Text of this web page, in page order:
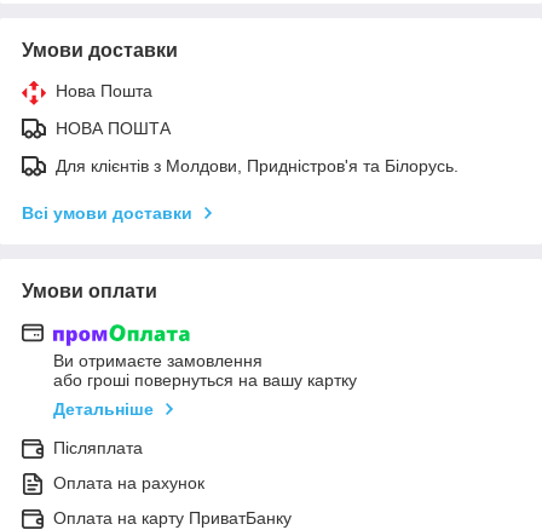
Умови доставки
Нова Пошта
НОВА ПОШТА
Для клієнтів з Молдови, Придністров'я та Білорусь.
Всі умови доставки
Умови оплати
Ви отримаєте замовлення
або гроші повернуться на вашу картку
Детальніше
Післяплата
Оплата на рахунок
Оплата на карту ПриватБанку